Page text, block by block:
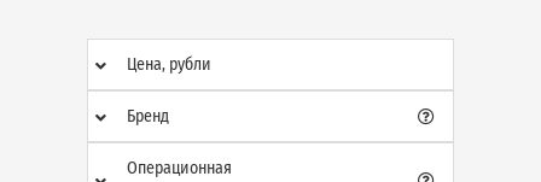
Цена, рубли
Бренд
Операционная